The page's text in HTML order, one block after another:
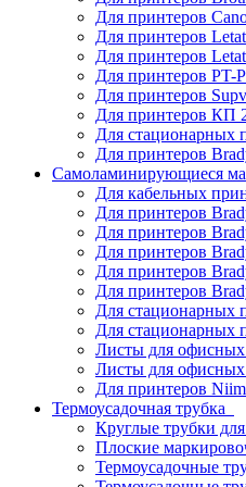
Для принтеров
Для принтеров
Для принтеров
Для принтеров PT-
Для принтеров
Для принтеров КП
Для стационарных
Для принтеров
Самоламинирующиеся
Для кабельных
Для принтеров
Для принтеров
Для принтеров
Для принтеров
Для принтеров
Для стационарных
Для стационарных
Листы для
Листы для
Для принтеров
Термоусадочная трубка
Круглые трубки
Плоские
Термоусадочные